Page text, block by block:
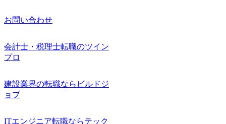
お問い合わせ
会計士・税理士転職のツイン
プロ
建設業界の転職ならビルドジ
ョブ
ITエンジニア転職ならテック